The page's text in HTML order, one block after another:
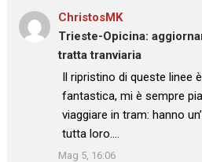
ChristosMKsu
Trieste-Opicina:
tratta tranviaria
: “
Il ripristino di queste linee
fantastica, mi è sempre
viaggiare in tram: hanno
tutta loro.…
”
Mag 5, 16:06